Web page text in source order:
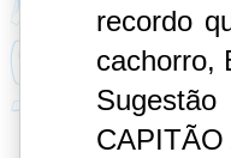
recordo
cachorro,